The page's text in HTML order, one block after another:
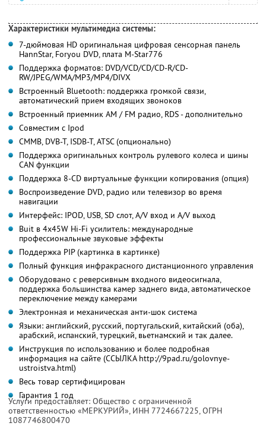
Характеристики мультимедиа системы:
7-дюймовая HD оригинальная цифровая сенсорная панель
HannStar, Foryou DVD, плата М-Star776
Поддержка форматов: DVD/VCD/CD/CD-R/CD-
RW/JPEG/WMA/MP3/MP4/DIVX
Встроенный Bluetooth: поддержка громкой связи,
автоматический прием входящих звоноков
Встроенный приемник AM / FM радио, RDS - дополнительно
Совместим с Ipod
CMMB, DVB-T, ISDB-T, ATSC (опционально)
Поддержка оригинальных контроль рулевого колеса и шины
CAN функции
Поддержка 8-CD виртуальные функции копирования (опция)
Воспроизведение DVD, радио или телевизор во время
навигации
Интерфейс: IPOD, USB, SD слот, A/V вход и A/V выход
Buit в 4x45W Hi-Fi усилитель: международные
профессиональные звуковые эффекты
Поддержка PIP (картинка в картинке)
Полный функция инфракрасного дистанционного управления
Оборудовано с реверсивным входного видеосигнала,
поддержка большинства камер заднего вида, автоматическое
переключение между камерами
Электронная и механическая анти-шок система
Языки: английский, русский, португальский, китайский (оба),
арабский, испанский, турецкий, вьетнамский и так далее.
Инструкция по использованию и более подробная
информация на сайте (ССЫЛКА http://9pad.ru/golovnye-
ustroistva.html)
Весь товар сертифицирован
Гарантия 1 год
Услуги предоставляет: Oбщество с ограниченной
ответственностью «МЕРКУРИЙ», ИНН 7724667225, ОГРН
1087746800470